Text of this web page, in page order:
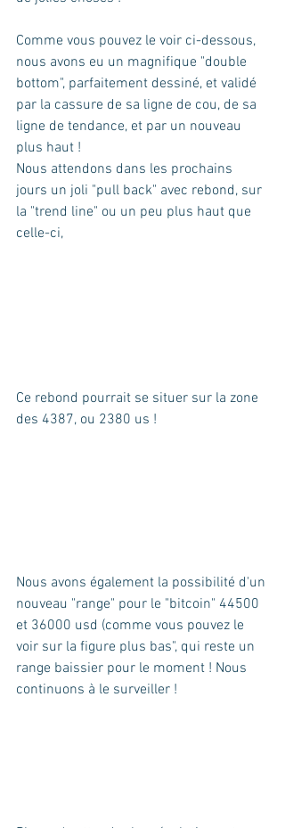
Comme vous pouvez le voir ci-dessous,
nous avons eu un magnifique "double
bottom", parfaitement dessiné, et validé
par la cassure de sa ligne de cou, de sa
ligne de tendance, et par un nouveau
plus haut !
Nous attendons dans les prochains
jours un joli "pull back" avec rebond, sur
la "trend line" ou un peu plus haut que
celle-ci,
Ce rebond pourrait se situer sur la zone
des 4387, ou 2380 us !
Nous avons également la possibilité d'un
nouveau "range" pour le "bitcoin" 44500
et 36000 usd (comme vous pouvez le
voir sur la figure plus bas", qui reste un
range baissier pour le moment ! Nous
continuons à le surveiller !